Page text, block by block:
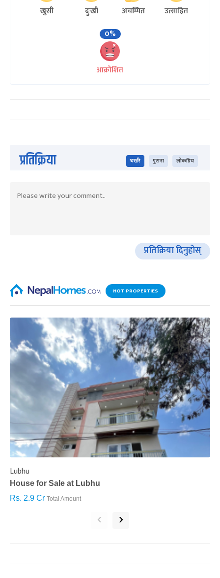
खुसी दुःखी अचम्मित
उत्साहित
0%
आक्रोशित
प्रतिक्रिया भर्खरै पुराना लोकप्रिय
प्रतिक्रिया दिनुहोस्
HOT PROPERTIES
Lubhu
House for Sale at Lubhu
Rs. 2.9 Cr Total Amount
‹ ›